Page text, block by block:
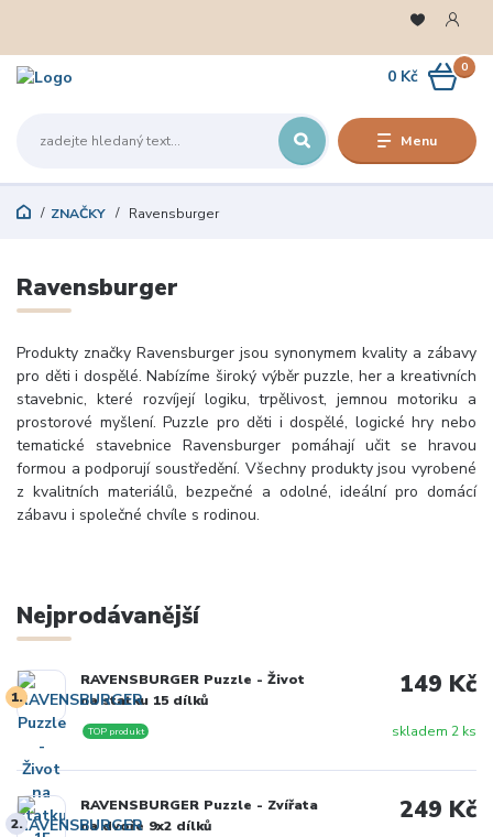
Menu
0
0 Kč
ZNAČKY Ravensburger
Ravensburger
Produkty značky Ravensburger jsou synonymem kvality a zábavy
pro děti i dospělé. Nabízíme široký výběr puzzle, her a kreativních
stavebnic, které rozvíjejí logiku, trpělivost, jemnou motoriku a
prostorové myšlení. Puzzle pro děti i dospělé, logické hry nebo
tematické stavebnice Ravensburger pomáhají učit se hravou
formou a podporují soustředění. Všechny produkty jsou vyrobené
z kvalitních materiálů, bezpečné a odolné, ideální pro domácí
zábavu i společné chvíle s rodinou.
Nejprodávanější
1.
RAVENSBURGER Puzzle - Život
na statku 15 dílků
skladem 2 ks
TOP produkt
149 Kč
2.
RAVENSBURGER Puzzle - Zvířata
na dvoře 9x2 dílků
249 Kč